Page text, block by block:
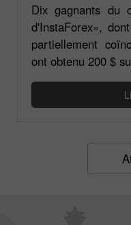
Dix gagnants du
d'InstaForex»,
partiellement
ont obtenu 200 $